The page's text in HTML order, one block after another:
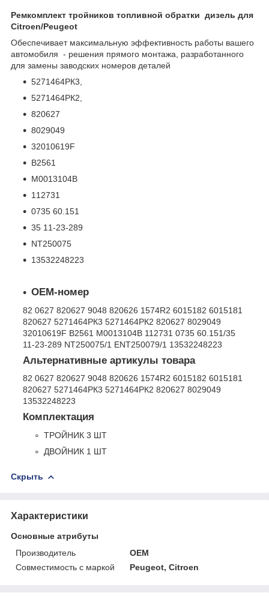
Ремкомплект тройников топливной обратки дизель для
Citroen/Peugeot
Обеспечивает максимальную эффективность работы вашего
автомобиля - решения прямого монтажа, разработанного
для замены заводских номеров деталей
5271464РК3,
5271464РК2,
820627
8029049
32010619F
B2561
M0013104B
112731
0735 60.151
35 11-23-289
NT250075
13532248223
OEM-номер
82 0627 820627 9048 820626 1574R2 6015182 6015181
820627 5271464РК3 5271464РК2 820627 8029049
32010619F B2561 M0013104B 112731 0735 60.151/35
11-23-289 NT250075/1 ENT250079/1 13532248223
Альтернативные артикулы товара
82 0627 820627 9048 820626 1574R2 6015182 6015181
820627 5271464РК3 5271464РК2 820627 8029049
13532248223
Комплектация
ТРОЙНИК 3 ШТ
ДВОЙНИК 1 ШТ
Скрыть
Характеристики
Основные атрибуты
Производитель
OEM
Совместимость с маркой
Peugeot, Citroen